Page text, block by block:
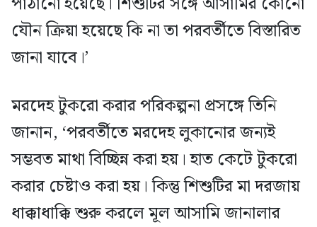
যৌন ক্রিয়া হয়েছে কি না তা পরবর্তীতে বিস্তারিত
জানা যাবে।’
মরদেহ টুকরো করার পরিকল্পনা প্রসঙ্গে তিনি
জানান, ‘পরবর্তীতে মরদেহ লুকানোর জন্যই
সম্ভবত মাথা বিচ্ছিন্ন করা হয়। হাত কেটে টুকরো
করার চেষ্টাও করা হয়। কিন্তু শিশুটির মা দরজায়
ধাক্কাধাক্কি শুরু করলে মূল আসামি জানালার